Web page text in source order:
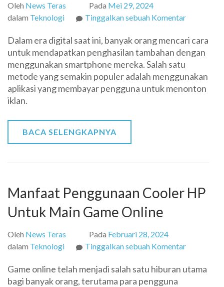
Oleh News Teras Pada Mei 29, 2024
dalam Teknologi Tinggalkan sebuah Komentarpada
Penghasil
Uang
Menonton
Iklan:
Dalam era digital saat ini, banyak orang mencari cara
untuk mendapatkan penghasilan tambahan dengan
menggunakan smartphone mereka. Salah satu
metode yang semakin populer adalah menggunakan
aplikasi yang membayar pengguna untuk menonton
iklan.
BACA SELENGKAPNYA
Manfaat Penggunaan Cooler HP
Untuk Main Game Online
Oleh News Teras Pada Februari 28, 2024
dalam Teknologi Tinggalkan sebuah Komentarpada
Game online telah menjadi salah satu hiburan utama
bagi banyak orang, terutama para pengguna